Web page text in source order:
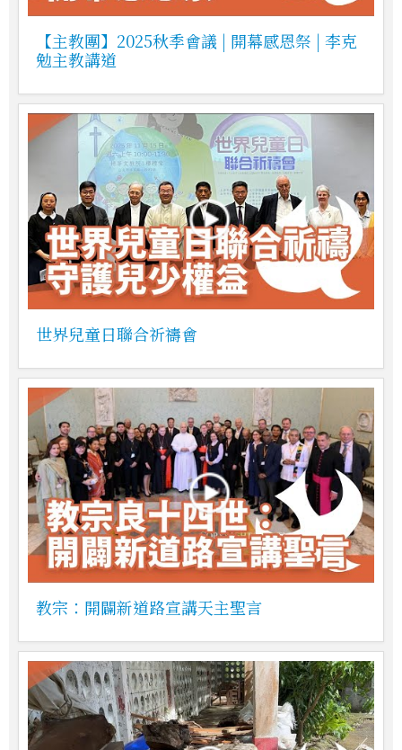
【主教團】2025秋季會議 | 開幕感恩祭 | 李克
勉主教講道
世界兒童日聯合祈禱會
教宗：開闢新道路宣講天主聖言